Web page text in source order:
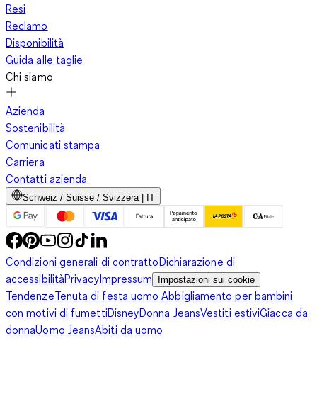
Resi
Reclamo
Disponibilità
Guida alle taglie
Chi siamo
Azienda
Sostenibilità
Comunicati stampa
Carriera
Contatti azienda
Schweiz / Suisse / Svizzera | IT
Condizioni generali di contrattoDichiarazione di
accessibilitàPrivacyImpressum Impostazioni sui cookie
TendenzeTenuta di festa uomoAbbigliamento per bambini
con motivi di fumettiDisneyDonna JeansVestiti estiviGiacca da
donnaUomo JeansAbiti da uomo